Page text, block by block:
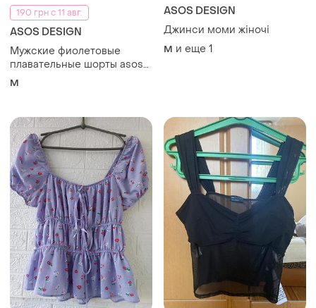
190 грн с 11 авг.
ASOS DESIGN
Мужские фиолетовые
плавательные шорты asos
m оригинал асос шорты
46 48
M
ASOS DESIGN
Джинси моми жіночі
M и еще 1